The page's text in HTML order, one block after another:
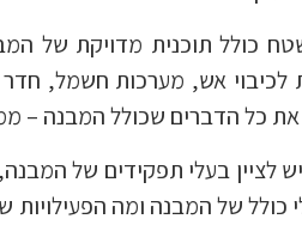
כולל תוכנית מדויקת של
לכיבוי אש, מערכות חשמל, חדר
כל הדברים שכולל המבנה –
לציין בעלי תפקידים של
כולל של המבנה ומה